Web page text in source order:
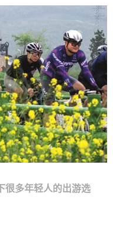
很多年轻人的出游选